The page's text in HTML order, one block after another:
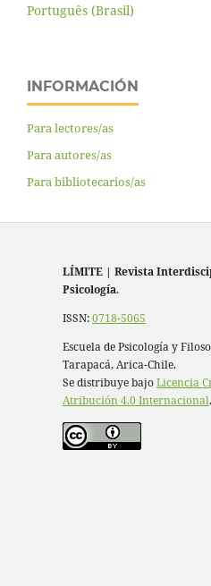
Português (Brasil)
INFORMACIÓN
Para lectores/as
Para autores/as
Para bibliotecarios/as
LÍMITE | Revista
Psicología.
ISSN:0718-5065
Escuela de Psicología y
Tarapacá, Arica-Chile.
Se distribuye bajoLicencia
Atribución 4.0 Internacional.